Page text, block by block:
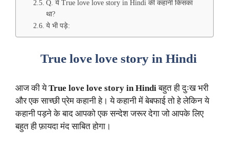
Q. ये True love love story in Hindi की कहानी किसका
था?
ये भी पड़े:
True love love story in Hindi
आज की येTrue love love story in Hindiबहुत ही दुःख भरी
और एक साच्छी प्रेम कहानी हे। ये कहानी में बेबफाई तो हे लेकिन ये
कहानी पड़ने के बाद आपको एक सन्देश जरूर देगा जो आपके लिए
बहुत ही फ़ायदा मंद साबित होगा।